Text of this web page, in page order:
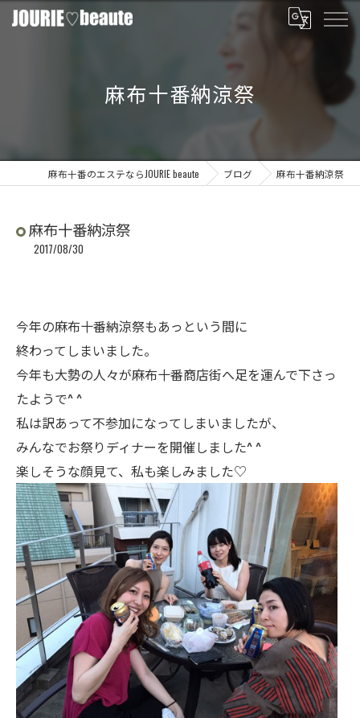
麻布十番納涼祭
麻布十番のエステならJOURIE beaute ブログ 麻布十番納涼祭
麻布十番納涼祭
2017/08/30
今年の麻布十番納涼祭もあっという間に
終わってしまいました。
今年も大勢の人々が麻布十番商店街へ足を運んで下さっ
たようで^ ^
私は訳あって不参加になってしまいましたが、
みんなでお祭りディナーを開催しました^ ^
楽しそうな顔見て、私も楽しみました♡